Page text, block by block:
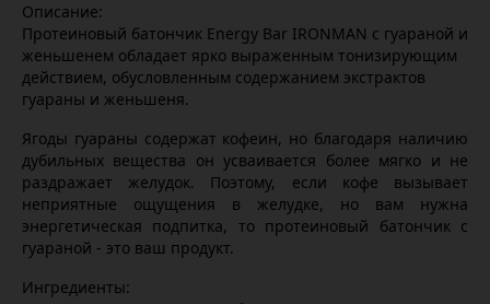
Описание:
Протеиновый батончик Energy Bar IRONMAN с гуараной и
женьшенем обладает ярко выраженным тонизирующим
действием, обусловленным содержанием экстрактов
гуараны и женьшеня.
Ягоды гуараны содержат кофеин, но благодаря наличию
дубильных вещества он усваивается более мягко и не
раздражает желудок. Поэтому, если кофе вызывает
неприятные ощущения в желудке, но вам нужна
энергетическая подпитка, то протеиновый батончик с
гуараной - это ваш продукт.
Ингредиенты: